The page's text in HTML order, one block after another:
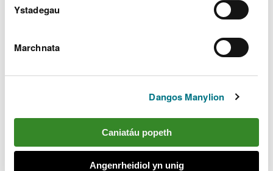
Ystadegau
Marchnata
Dangos Manylion
Caniatáu popeth
Angenrheidiol yn unig
13 Ardal Gwarchodaeth Arbennig (AGA)
1 Parth Cadwraeth Morol (PCMF)
(SoDdGA)
Rhwydwaith ardaloedd
gwarchodedig morol